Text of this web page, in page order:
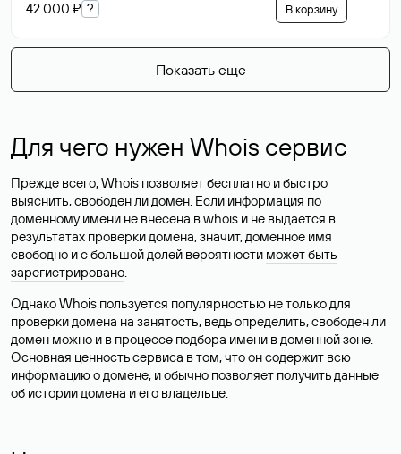
42 000 ₽ ? В корзину
Показать еще
Для чего нужен Whois сервис
Прежде всего, Whois позволяет бесплатно и быстро
выяснить, свободен ли домен. Если информация по
доменному имени не внесена в whois и не выдается в
результатах проверки домена, значит, доменное имя
свободно и с большой долей вероятности может быть
зарегистрировано.
Однако Whois пользуется популярностью не только для
проверки домена на занятость, ведь определить, свободен ли
домен можно и в процессе подбора имени в доменной зоне.
Основная ценность сервиса в том, что он содержит всю
информацию о домене, и обычно позволяет получить данные
об истории домена и его владельце.